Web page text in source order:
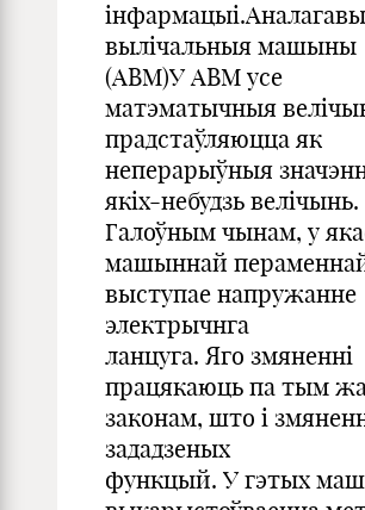
вылічальныя машыны
(АВМ)У АВМ усе
матэматычныя
прадстаўляюцца як
неперарыўныя
якіх-небудзь велічынь.
Галоўным чынам, у
машыннай
выступае напружанне
электрычнга
ланцуга. Яго змяненні
працякаюць па тым
законам, што і
зададзеных
функцый. У гэтых